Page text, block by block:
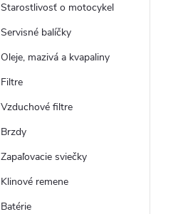
Starostlivosť o motocykel
Servisné balíčky
Oleje, mazivá a kvapaliny
Filtre
Vzduchové filtre
Brzdy
Zapaľovacie sviečky
Klinové remene
Batérie